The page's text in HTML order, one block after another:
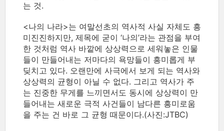
는 것.
<나의 나라>는 여말선초의 역사적 사실 자체도 흥
미진진하지만, 제목에 굳이 ‘나의’라는 관점을 부여
한 것처럼 역사 바깥에 상상력으로 세워놓은 인물
들이 만들어내는 저마다의 욕망들이 흥미롭게 부
딪치고 있다. 오랜만에 사극에서 보게 되는 역사와
상상력의 균형이 아닐 수 없다. 그리고 역사가 주
는 진중한 무게를 느끼면서도 동시에 상상력이 만
들어내는 새로운 극적 사건들이 남다른 흥미로움
을 주는 건 바로 그 균형 때문이다.(사진:JTBC)